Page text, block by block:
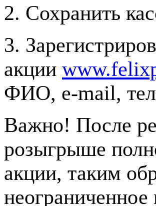
2. Сохранить
3.
акции
ФИО, e-mail,
Важно! После
розыгрыше
акции, таким